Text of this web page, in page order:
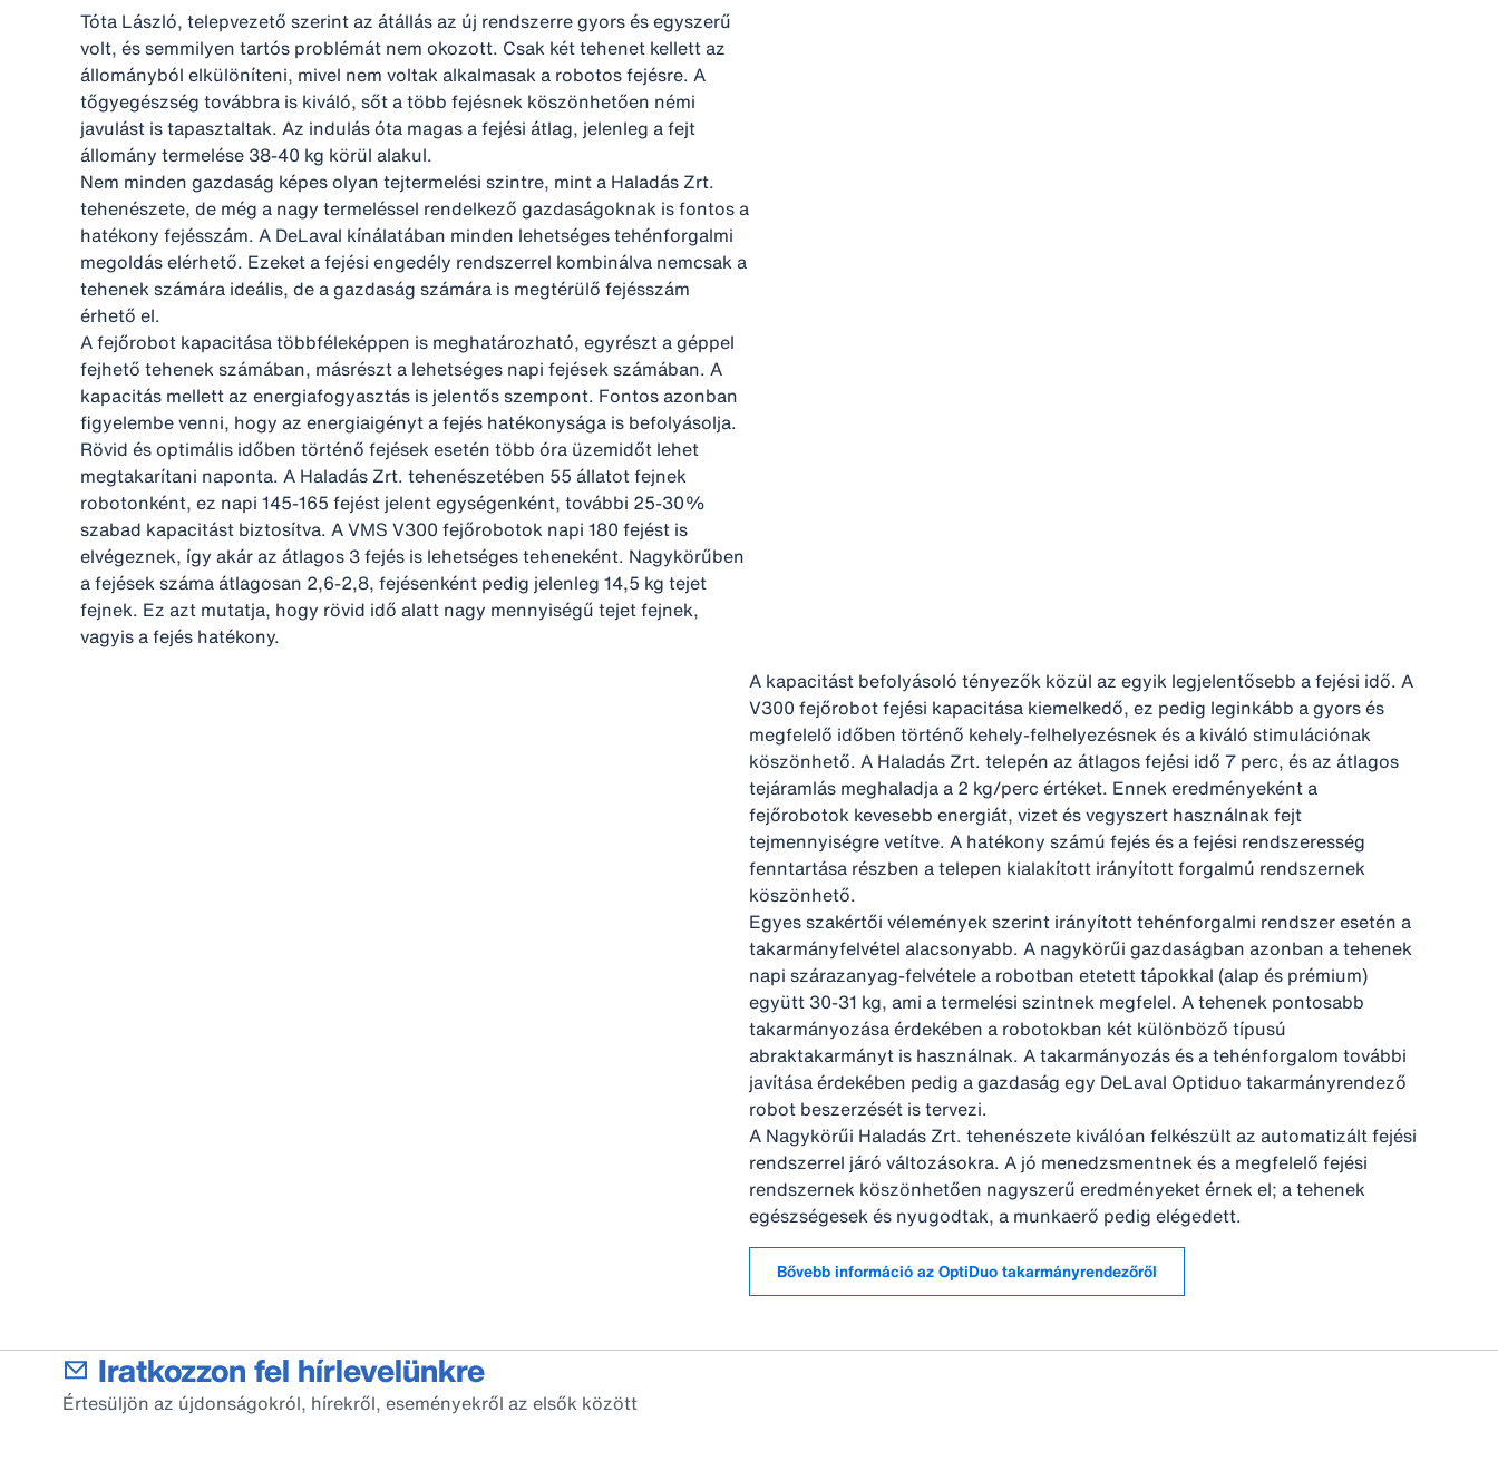
Tóta László, telepvezető szerint az átállás az új rendszerre gyors és egyszerű
volt, és semmilyen tartós problémát nem okozott. Csak két tehenet kellett az
állományból elkülöníteni, mivel nem voltak alkalmasak a robotos fejésre. A
tőgyegészség továbbra is kiváló, sőt a több fejésnek köszönhetően némi
javulást is tapasztaltak. Az indulás óta magas a fejési átlag, jelenleg a fejt
állomány termelése 38-40 kg körül alakul.
Nem minden gazdaság képes olyan tejtermelési szintre, mint a Haladás Zrt.
tehenészete, de még a nagy termeléssel rendelkező gazdaságoknak is fontos a
hatékony fejésszám. A DeLaval kínálatában minden lehetséges tehénforgalmi
megoldás elérhető. Ezeket a fejési engedély rendszerrel kombinálva nemcsak a
tehenek számára ideális, de a gazdaság számára is megtérülő fejésszám
érhető el.
A fejőrobot kapacitása többféleképpen is meghatározható, egyrészt a géppel
fejhető tehenek számában, másrészt a lehetséges napi fejések számában. A
kapacitás mellett az energiafogyasztás is jelentős szempont. Fontos azonban
figyelembe venni, hogy az energiaigényt a fejés hatékonysága is befolyásolja.
Rövid és optimális időben történő fejések esetén több óra üzemidőt lehet
megtakarítani naponta. A Haladás Zrt. tehenészetében 55 állatot fejnek
robotonként, ez napi 145-165 fejést jelent egységenként, további 25-30%
szabad kapacitást biztosítva. A VMS V300 fejőrobotok napi 180 fejést is
elvégeznek, így akár az átlagos 3 fejés is lehetséges teheneként. Nagykörűben
a fejések száma átlagosan 2,6-2,8, fejésenként pedig jelenleg 14,5 kg tejet
fejnek. Ez azt mutatja, hogy rövid idő alatt nagy mennyiségű tejet fejnek,
vagyis a fejés hatékony.
A kapacitást befolyásoló tényezők közül az egyik legjelentősebb a fejési idő. A
V300 fejőrobot fejési kapacitása kiemelkedő, ez pedig leginkább a gyors és
megfelelő időben történő kehely-felhelyezésnek és a kiváló stimulációnak
köszönhető. A Haladás Zrt. telepén az átlagos fejési idő 7 perc, és az átlagos
tejáramlás meghaladja a 2 kg/perc értéket. Ennek eredményeként a
fejőrobotok kevesebb energiát, vizet és vegyszert használnak fejt
tejmennyiségre vetítve. A hatékony számú fejés és a fejési rendszeresség
fenntartása részben a telepen kialakított irányított forgalmú rendszernek
köszönhető.
Egyes szakértői vélemények szerint irányított tehénforgalmi rendszer esetén a
takarmányfelvétel alacsonyabb. A nagykörűi gazdaságban azonban a tehenek
napi szárazanyag-felvétele a robotban etetett tápokkal (alap és prémium)
együtt 30-31 kg, ami a termelési szintnek megfelel. A tehenek pontosabb
takarmányozása érdekében a robotokban két különböző típusú
abraktakarmányt is használnak. A takarmányozás és a tehénforgalom további
javítása érdekében pedig a gazdaság egy DeLaval Optiduo takarmányrendező
robot beszerzését is tervezi.
A Nagykörűi Haladás Zrt. tehenészete kiválóan felkészült az automatizált fejési
rendszerrel járó változásokra. A jó menedzsmentnek és a megfelelő fejési
rendszernek köszönhetően nagyszerű eredményeket érnek el; a tehenek
egészségesek és nyugodtak, a munkaerő pedig elégedett.
Bővebb információ az OptiDuo takarmányrendezőről
Iratkozzon fel hírlevelünkre
Értesüljön az újdonságokról, hírekről, eseményekről az elsők között